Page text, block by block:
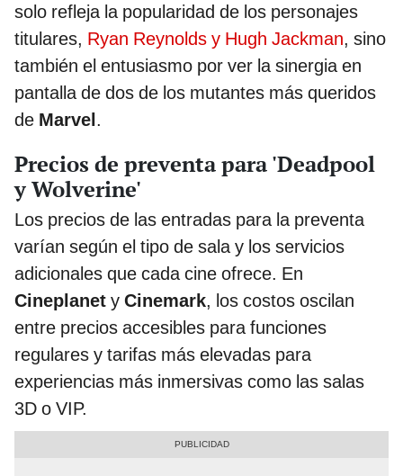
solo refleja la popularidad de los personajes
titulares, Ryan Reynolds y Hugh Jackman, sino
también el entusiasmo por ver la sinergia en
pantalla de dos de los mutantes más queridos
de Marvel.
Precios de preventa para 'Deadpool
y Wolverine'
Los precios de las entradas para la preventa
varían según el tipo de sala y los servicios
adicionales que cada cine ofrece. En
Cineplanet y Cinemark, los costos oscilan
entre precios accesibles para funciones
regulares y tarifas más elevadas para
experiencias más inmersivas como las salas
3D o VIP.